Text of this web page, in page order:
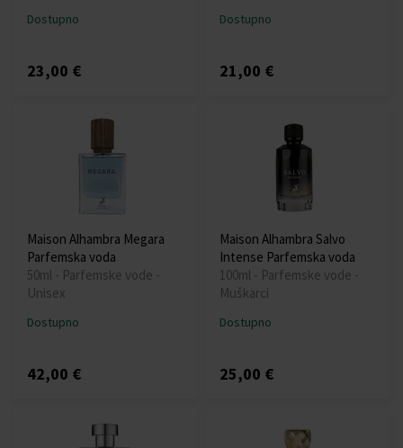
Dostupno
23,00 €
Dostupno
21,00 €
Maison Alhambra Megara
Parfemska voda
50ml - Parfemske vode -
Unisex
Dostupno
42,00 €
Maison Alhambra Salvo
Intense Parfemska voda
100ml - Parfemske vode -
Muškarci
Dostupno
25,00 €